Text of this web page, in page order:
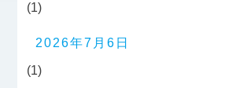
(1)
2026年7月6日
(1)